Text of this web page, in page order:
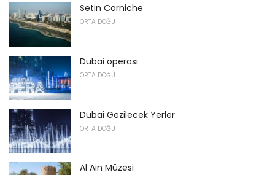
Setin Corniche
ORTA DOĞU
Dubai operası
ORTA DOĞU
Dubai Gezilecek Yerler
ORTA DOĞU
Al Ain Müzesi